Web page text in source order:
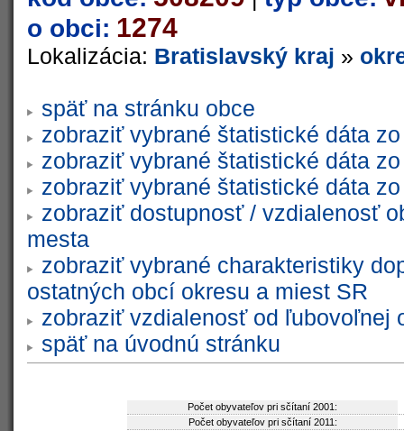
o obci: 1274
Lokalizácia: Bratislavský kraj »
späť na stránku obce
zobraziť vybrané štatistické dáta
zobraziť vybrané štatistické dáta
zobraziť vybrané štatistické dáta
zobraziť dostupnosť / vzdialenosť
mesta
zobraziť vybrané charakteristiky
ostatných obcí okresu a miest SR
zobraziť vzdialenosť od ľubovoľnej
späť na úvodnú stránku
Počet obyvateľov pri sčítaní 2001:
Počet obyvateľov pri sčítaní 2011: